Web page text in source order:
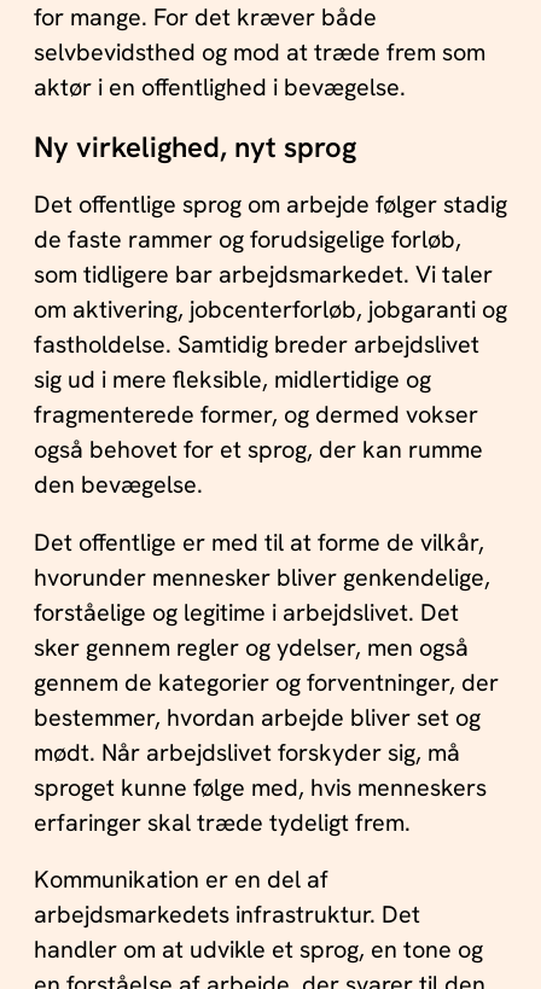
for mange. For det kræver både
selvbevidsthed og mod at træde frem som
aktør i en offentlighed i bevægelse.
Ny virkelighed, nyt sprog
Det offentlige sprog om arbejde følger stadig
de faste rammer og forudsigelige forløb,
som tidligere bar arbejdsmarkedet. Vi taler
om aktivering, jobcenterforløb, jobgaranti og
fastholdelse. Samtidig breder arbejdslivet
sig ud i mere fleksible, midlertidige og
fragmenterede former, og dermed vokser
også behovet for et sprog, der kan rumme
den bevægelse.
Det offentlige er med til at forme de vilkår,
hvorunder mennesker bliver genkendelige,
forståelige og legitime i arbejdslivet. Det
sker gennem regler og ydelser, men også
gennem de kategorier og forventninger, der
bestemmer, hvordan arbejde bliver set og
mødt. Når arbejdslivet forskyder sig, må
sproget kunne følge med, hvis menneskers
erfaringer skal træde tydeligt frem.
Kommunikation er en del af
arbejdsmarkedets infrastruktur. Det
handler om at udvikle et sprog, en tone og